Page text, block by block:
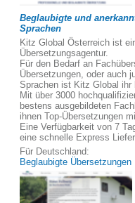
Beglaubigte und
Sprachen
Kitz Global Österreich ist
Übersetzungsagentur.
Für den Bedarf an
Übersetzungen, oder auch
Sprachen ist Kitz Global ihr
Mit über 3000
bestens ausgebildeten
ihnen Top-Übersetzungen
Eine Verfügbarkeit von 7
eine schnelle Express
Für Deutschland:
Beglaubigte Übersetzungen